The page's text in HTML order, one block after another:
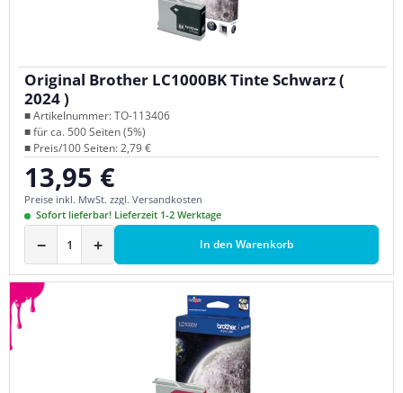
Original Brother LC1000BK Tinte Schwarz (
2024 )
■ Artikelnummer: TO-113406
■ für ca. 500 Seiten (5%)
■ Preis/100 Seiten: 2,79 €
Regulärer Preis:
13,95 €
Preise inkl. MwSt. zzgl. Versandkosten
Sofort lieferbar! Lieferzeit 1-2 Werktage
− + In den Warenkorb